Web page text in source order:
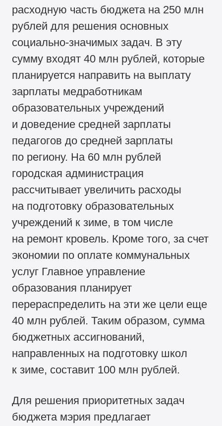
расходную часть бюджета на 250 млн
рублей для решения основных
социально-значимых задач. В эту
сумму входят 40 млн рублей, которые
планируется направить на выплату
зарплаты медработникам
образовательных учреждений
и доведение средней зарплаты
педагогов до средней зарплаты
по региону. На 60 млн рублей
городская администрация
рассчитывает увеличить расходы
на подготовку образовательных
учреждений к зиме, в том числе
на ремонт кровель. Кроме того, за счет
экономии по оплате коммунальных
услуг Главное управление
образования планирует
перераспределить на эти же цели еще
40 млн рублей. Таким образом, сумма
бюджетных ассигнований,
направленных на подготовку школ
к зиме, составит 100 млн рублей.
Для решения приоритетных задач
бюджета мэрия предлагает